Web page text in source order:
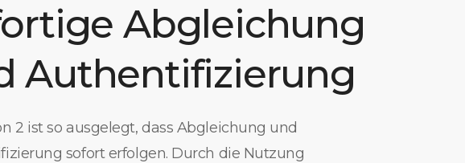
Abgleichung
Authentifizierung
2 ist so ausgelegt, dass Abgleichung und
sofort erfolgen. Durch die Nutzung